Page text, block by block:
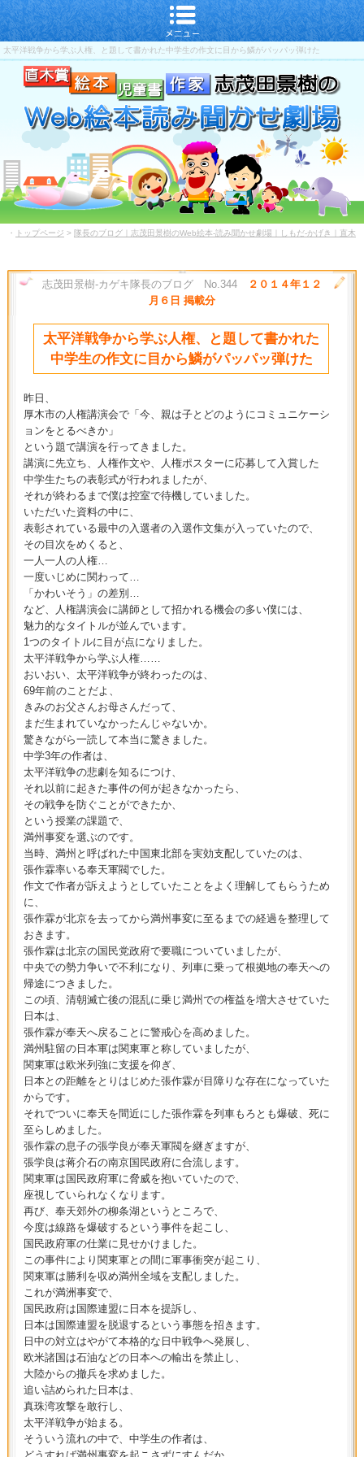
太平洋戦争から学ぶ人権、と題して書かれた中学生の作文に目から鱗がパッパッ弾けた
・ トップページ > 隊長のブログ｜志茂田景樹のWeb絵本-読み聞かせ劇場｜しもだ-かげき｜直木
志茂田景樹-カゲキ隊長のブログ No.344
２０１４年１２
月６日 掲載分
太平洋戦争から学ぶ人権、と題して書かれた
中学生の作文に目から鱗がパッパッ弾けた
昨日、
厚木市の人権講演会で「今、親は子とどのようにコミュニケーシ
ョンをとるべきか」
という題で講演を行ってきました。
講演に先立ち、人権作文や、人権ポスターに応募して入賞した
中学生たちの表彰式が行われましたが、
それが終わるまで僕は控室で待機していました。
いただいた資料の中に、
表彰されている最中の入選者の入選作文集が入っていたので、
その目次をめくると、
一人一人の人権…
一度いじめに関わって…
「かわいそう」の差別…
など、人権講演会に講師として招かれる機会の多い僕には、
魅力的なタイトルが並んでいます。
1つのタイトルに目が点になりました。
太平洋戦争から学ぶ人権……
おいおい、太平洋戦争が終わったのは、
69年前のことだよ、
きみのお父さんお母さんだって、
まだ生まれていなかったんじゃないか。
驚きながら一読して本当に驚きました。
中学3年の作者は、
太平洋戦争の悲劇を知るにつけ、
それ以前に起きた事件の何が起きなかったら、
その戦争を防ぐことができたか、
という授業の課題で、
満州事変を選ぶのです。
当時、満州と呼ばれた中国東北部を実効支配していたのは、
張作霖率いる奉天軍閥でした。
作文で作者が訴えようとしていたことをよく理解してもらうため
に、
張作霖が北京を去ってから満州事変に至るまでの経過を整理して
おきます。
張作霖は北京の国民党政府で要職についていましたが、
中央での勢力争いで不利になり、列車に乗って根拠地の奉天への
帰途につきました。
この頃、清朝滅亡後の混乱に乗じ満州での権益を増大させていた
日本は、
張作霖が奉天へ戻ることに警戒心を高めました。
満州駐留の日本軍は関東軍と称していましたが、
関東軍は欧米列強に支援を仰ぎ、
日本との距離をとりはじめた張作霖が目障りな存在になっていた
からです。
それでついに奉天を間近にした張作霖を列車もろとも爆破、死に
至らしめました。
張作霖の息子の張学良が奉天軍閥を継ぎますが、
張学良は蒋介石の南京国民政府に合流します。
関東軍は国民政府軍に脅威を抱いていたので、
座視していられなくなります。
再び、奉天郊外の柳条湖というところで、
今度は線路を爆破するという事件を起こし、
国民政府軍の仕業に見せかけました。
この事件により関東軍との間に軍事衝突が起こり、
関東軍は勝利を収め満州全域を支配しました。
これが満洲事変で、
国民政府は国際連盟に日本を提訴し、
日本は国際連盟を脱退するという事態を招きます。
日中の対立はやがて本格的な日中戦争へ発展し、
欧米諸国は石油などの日本への輸出を禁止し、
大陸からの撤兵を求めました。
追い詰められた日本は、
真珠湾攻撃を敢行し、
太平洋戦争が始まる。
そういう流れの中で、中学生の作者は、